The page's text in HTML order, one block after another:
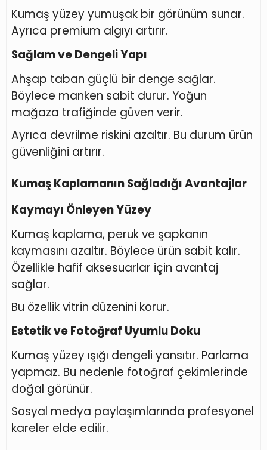
Kumaş yüzey yumuşak bir görünüm sunar.
Ayrıca premium algıyı artırır.
Sağlam ve Dengeli Yapı
Ahşap taban güçlü bir denge sağlar.
Böylece manken sabit durur. Yoğun
mağaza trafiğinde güven verir.
Ayrıca devrilme riskini azaltır. Bu durum ürün
güvenliğini artırır.
Kumaş Kaplamanın Sağladığı Avantajlar
Kaymayı Önleyen Yüzey
Kumaş kaplama, peruk ve şapkanın
kaymasını azaltır. Böylece ürün sabit kalır.
Özellikle hafif aksesuarlar için avantaj
sağlar.
Bu özellik vitrin düzenini korur.
Estetik ve Fotoğraf Uyumlu Doku
Kumaş yüzey ışığı dengeli yansıtır. Parlama
yapmaz. Bu nedenle fotoğraf çekimlerinde
doğal görünür.
Sosyal medya paylaşımlarında profesyonel
kareler elde edilir.